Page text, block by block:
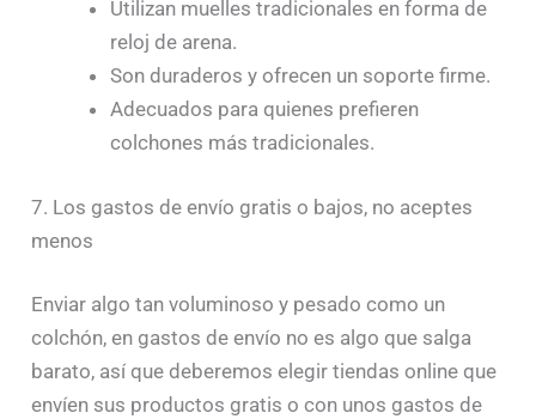
Utilizan muelles tradicionales en forma de
reloj de arena.
Son duraderos y ofrecen un soporte firme.
Adecuados para quienes prefieren
colchones más tradicionales.
7. Los gastos de envío gratis o bajos, no aceptes
menos
Enviar algo tan voluminoso y pesado como un
colchón, en gastos de envío no es algo que salga
barato, así que deberemos elegir tiendas online que
envíen sus productos gratis o con unos gastos de